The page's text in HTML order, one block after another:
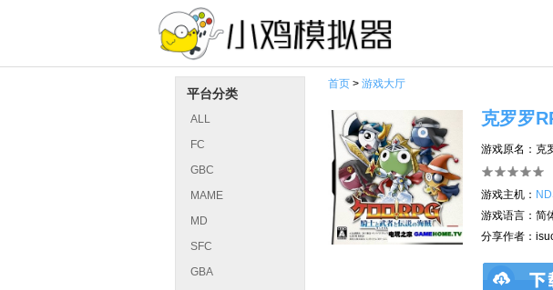
平台分类
ALL
FC
GBC
MAME
MD
SFC
GBA
首页 > 游戏大厅
克罗罗
游戏原名：克
游戏主机：
游戏语言：简
分享作者：